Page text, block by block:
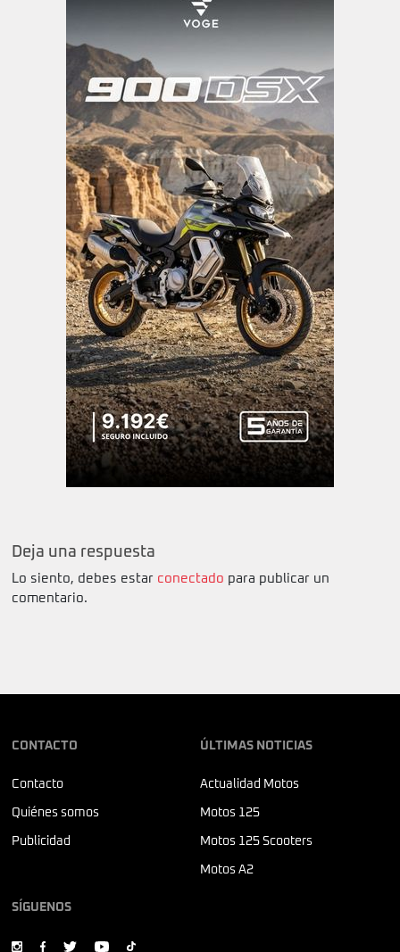
Deja una respuesta
Lo siento, debes estar conectado para publicar un
comentario.
CONTACTO
Contacto
Quiénes somos
Publicidad
ÚLTIMAS NOTICIAS
Actualidad Motos
Motos 125
Motos 125 Scooters
Motos A2
SÍGUENOS